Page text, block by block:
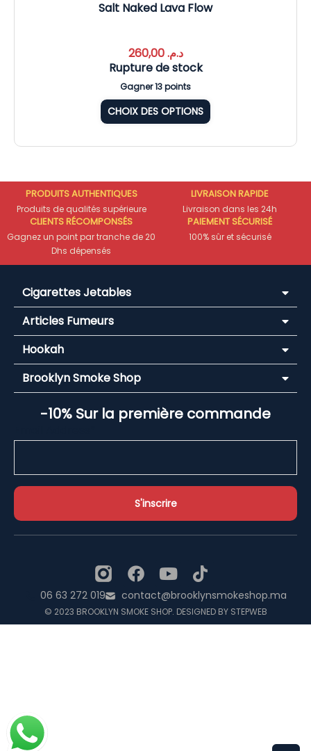
Salt Naked Lava Flow
د.م.260,00
Rupture de stock
Gagner 13 points
CHOIX DES OPTIONS
PRODUITS AUTHENTIQUES
Produits de qualités supérieure
LIVRAISON RAPIDE
Livraison dans les 24h
CLIENTS RÉCOMPONSÉS
Gagnez un point par tranche de 20
Dhs dépensés
PAIEMENT SÉCURISÉ
100% sûr et sécurisé
Cigarettes Jetables
Articles Fumeurs
Hookah
Brooklyn Smoke Shop
-10% Sur la première commande
© 2023 BROOKLYN SMOKE SHOP. DESIGNED BY STEPWEB
06 63 272 019 contact@brooklynsmokeshop.ma